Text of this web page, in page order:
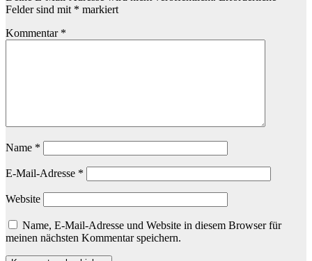
Felder sind mit * markiert
Kommentar *
Name *
E-Mail-Adresse *
Website
Name, E-Mail-Adresse und Website in diesem Browser für
meinen nächsten Kommentar speichern.